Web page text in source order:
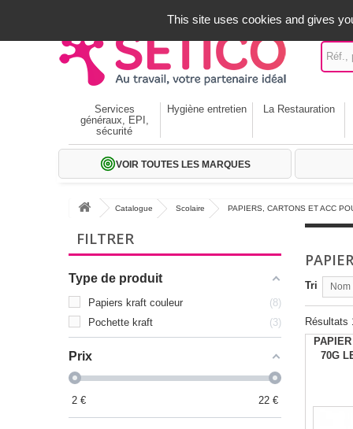
Services
généraux, EPI,
sécurité
Hygiène entretien La Restauration
VOIR TOUTES LES MARQUES
Catalogue Scolaire PAPIERS, CARTONS ET ACC
FILTRER
Type de produit
Papiers kraft couleur
8
Pochette kraft
3
Prix
2 € 22 €
Tri
Résultats
70G
This site uses cookies and gives